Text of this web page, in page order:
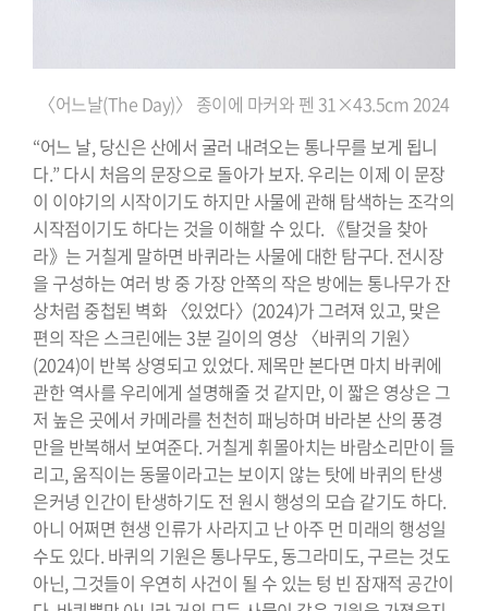
〈어느날(The Day)〉 종이에 마커와 펜 31×43.5cm 2024
“어느 날, 당신은 산에서 굴러 내려오는 통나무를 보게 됩니
다.” 다시 처음의 문장으로 돌아가 보자. 우리는 이제 이 문장
이 이야기의 시작이기도 하지만 사물에 관해 탐색하는 조각의
시작점이기도 하다는 것을 이해할 수 있다. 《탈것을 찾아
라》는 거칠게 말하면 바퀴라는 사물에 대한 탐구다. 전시장
을 구성하는 여러 방 중 가장 안쪽의 작은 방에는 통나무가 잔
상처럼 중첩된 벽화 〈있었다〉(2024)가 그려져 있고, 맞은
편의 작은 스크린에는 3분 길이의 영상 〈바퀴의 기원〉
(2024)이 반복 상영되고 있었다. 제목만 본다면 마치 바퀴에
관한 역사를 우리에게 설명해줄 것 같지만, 이 짧은 영상은 그
저 높은 곳에서 카메라를 천천히 패닝하며 바라본 산의 풍경
만을 반복해서 보여준다. 거칠게 휘몰아치는 바람소리만이 들
리고, 움직이는 동물이라고는 보이지 않는 탓에 바퀴의 탄생
은커녕 인간이 탄생하기도 전 원시 행성의 모습 같기도 하다.
아니 어쩌면 현생 인류가 사라지고 난 아주 먼 미래의 행성일
수도 있다. 바퀴의 기원은 통나무도, 동그라미도, 구르는 것도
아닌, 그것들이 우연히 사건이 될 수 있는 텅 빈 잠재적 공간이